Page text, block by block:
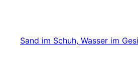
springen
Sand im Schuh, Wasser im